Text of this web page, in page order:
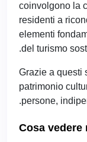
coinvolgono la
residenti a
elementi
del turismo
Grazie a questi
patrimonio
persone,
Cosa